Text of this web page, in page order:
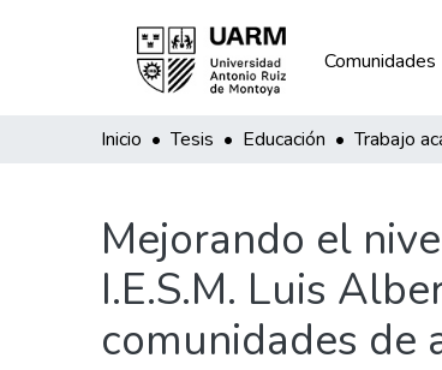
Comunidades
Inicio Tesis Educación Trabajo
Mejorando el
I.E.S.M. Luis
comunidades de